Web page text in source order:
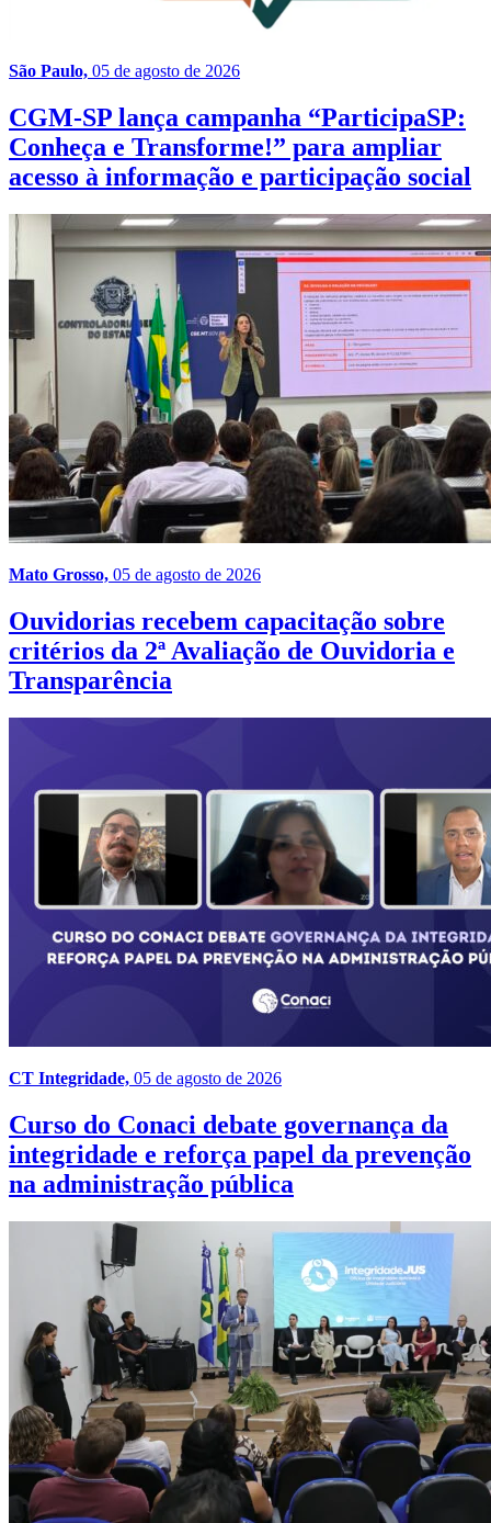
São Paulo, 05 de agosto de 2026
CGM-SP lança campanha “ParticipaSP:
Conheça e Transforme!” para ampliar
acesso à informação e participação social
Mato Grosso, 05 de agosto de 2026
Ouvidorias recebem capacitação sobre
critérios da 2ª Avaliação de Ouvidoria e
Transparência
CT Integridade, 05 de agosto de 2026
Curso do Conaci debate governança da
integridade e reforça papel da prevenção
na administração pública